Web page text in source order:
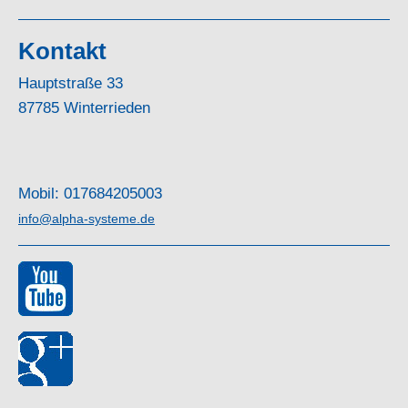
Kontakt
Hauptstraße 33
87785 Winterrieden
Mobil: 017684205003
info@alpha-systeme.de